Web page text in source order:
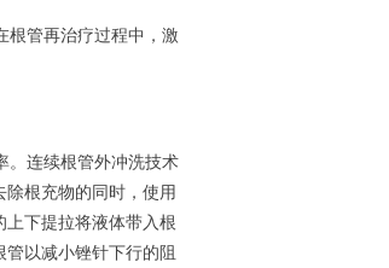
管再治疗过程中，激
。连续根管外冲洗技术
根充物的同时，使用
下提拉将液体带入根
以减小锉针下行的阻